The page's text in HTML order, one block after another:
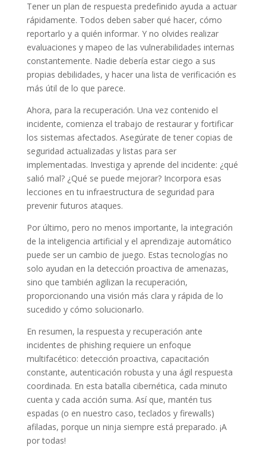
Tener un plan de respuesta predefinido ayuda a actuar
rápidamente. Todos deben saber qué hacer, cómo
reportarlo y a quién informar. Y no olvides realizar
evaluaciones y mapeo de las vulnerabilidades internas
constantemente. Nadie debería estar ciego a sus
propias debilidades, y hacer una lista de verificación es
más útil de lo que parece.
Ahora, para la recuperación. Una vez contenido el
incidente, comienza el trabajo de restaurar y fortificar
los sistemas afectados. Asegúrate de tener copias de
seguridad actualizadas y listas para ser
implementadas. Investiga y aprende del incidente: ¿qué
salió mal? ¿Qué se puede mejorar? Incorpora esas
lecciones en tu infraestructura de seguridad para
prevenir futuros ataques.
Por último, pero no menos importante, la integración
de la inteligencia artificial y el aprendizaje automático
puede ser un cambio de juego. Estas tecnologías no
solo ayudan en la detección proactiva de amenazas,
sino que también agilizan la recuperación,
proporcionando una visión más clara y rápida de lo
sucedido y cómo solucionarlo.
En resumen, la respuesta y recuperación ante
incidentes de phishing requiere un enfoque
multifacético: detección proactiva, capacitación
constante, autenticación robusta y una ágil respuesta
coordinada. En esta batalla cibernética, cada minuto
cuenta y cada acción suma. Así que, mantén tus
espadas (o en nuestro caso, teclados y firewalls)
afiladas, porque un ninja siempre está preparado. ¡A
por todas!